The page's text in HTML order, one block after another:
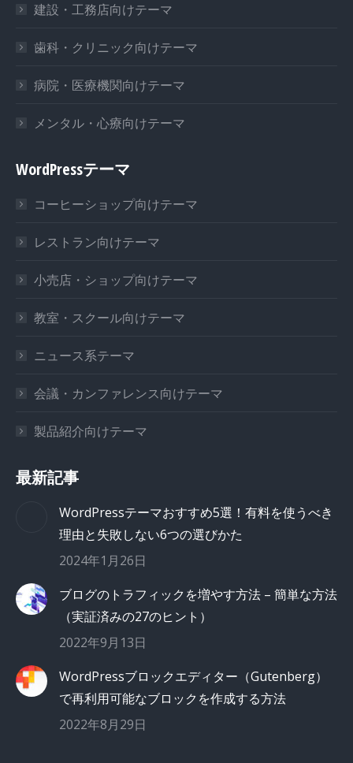
建設・工務店向けテーマ
歯科・クリニック向けテーマ
病院・医療機関向けテーマ
メンタル・心療向けテーマ
WordPressテーマ
コーヒーショップ向けテーマ
レストラン向けテーマ
小売店・ショップ向けテーマ
教室・スクール向けテーマ
ニュース系テーマ
会議・カンファレンス向けテーマ
製品紹介向けテーマ
最新記事
WordPressテーマおすすめ5選！有料を使うべき
理由と失敗しない6つの選びかた
2024年1月26日
ブログのトラフィックを増やす方法 – 簡単な方法
（実証済みの27のヒント）
2022年9月13日
WordPressブロックエディター（Gutenberg）
で再利用可能なブロックを作成する方法
2022年8月29日